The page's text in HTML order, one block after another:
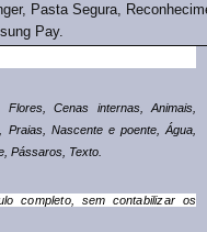
Pasta Segura,
Pay.
Cenas internas, Animais,
Praias, Nascente e poente, Água,
Pássaros, Texto.
completo, sem contabilizar os